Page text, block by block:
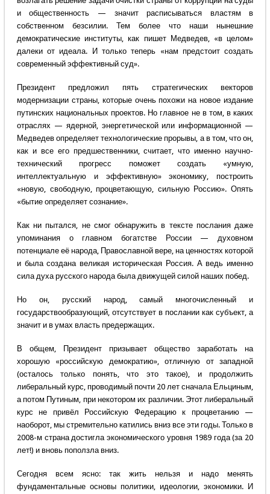
и общественность — значит расписываться властям в
собственном безсилии. Тем более что наши нынешние
демократические институты, как пишет Медведев, «в целом»
далеки от идеала. И только теперь «нам предстоит создать
современный эффективный суд».
Президент предложил пять стратегических векторов
модернизации страны, которые очень похожи на новое издание
путинских национальных проектов. Но главное не в том, в каких
отраслях — ядерной, энергетической или информационной —
Медведев определяет технологические прорывы, а в том, что он,
как и все его предшественники, считает, что именно научно-
технический прогресс поможет создать «умную,
интеллектуальную и эффективную» экономику, построить
«новую, свободную, процветающую, сильную Россию». Опять
«бытие определяет сознание».
Как ни пытался, не смог обнаружить в тексте послания даже
упоминания о главном богатстве России — духовном
потенциале её народа, Православной вере, на ценностях которой
и была создана великая историческая Россия. А ведь именно
сила духа русского народа была движущей силой наших побед.
Но он, русский народ, самый многочисленный и
государствообразующий, отсутствует в послании как субъект, а
значит и в умах власть предержащих.
В общем, Президент призывает общество заработать на
хорошую «российскую демократию», отличную от западной
(осталось только понять, что это такое), и продолжить
либеральный курс, проводимый почти 20 лет сначала Ельциным,
а потом Путиным, при некотором их различии. Этот либеральный
курс не привёл Российскую Федерацию к процветанию —
наоборот, мы стремительно катились вниз все эти годы. Только в
2008-м страна достигла экономического уровня 1989 года (за 20
лет!) и вновь поползла вниз.
Сегодня всем ясно: так жить нельзя и надо менять
фундаментальные основы политики, идеологии, экономики. И